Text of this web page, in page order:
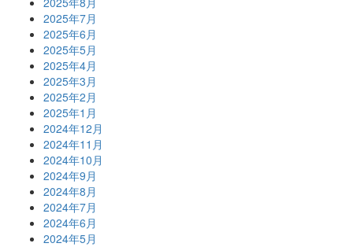
2025年7月
2025年6月
2025年5月
2025年4月
2025年3月
2025年2月
2025年1月
2024年12月
2024年11月
2024年10月
2024年9月
2024年8月
2024年7月
2024年6月
2024年5月